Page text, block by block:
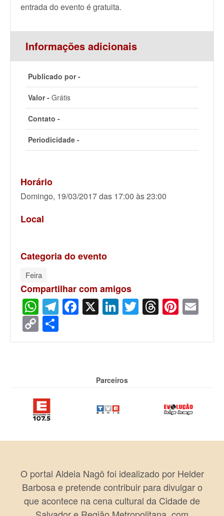
entrada do evento é gratuita.
Informações adicionais
Publicado por -
Valor - Grátis
Contato -
Periodicidade -
Horário
Domingo, 19/03/2017 das 17:00 às 23:00
Local
Categoria do evento
Feira
Compartilhar com amigos
WhatsApp
Telegram
Facebook
X LinkedIn
Twitter
Threads
Copy
Link
Parceiros
O portal Aldeia Nagô foi idealizado por Helder
Barbosa e pretende contribuir para divulgar o
que acontece na cena cultural da Cidade de